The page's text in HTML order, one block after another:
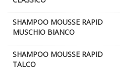
SHAMPOO MOUSSE RAPID
MUSCHIO BIANCO
SHAMPOO MOUSSE RAPID
TALCO